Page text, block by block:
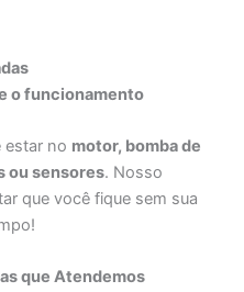
o funcionamento
estar no motor, bomba de
ou sensores. Nosso
que você fique sem sua
que Atendemos